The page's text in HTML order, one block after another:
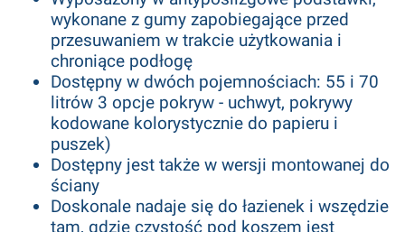
wykonane z gumy zapobiegające przed
przesuwaniem w trakcie użytkowania i
chroniące podłogę
Dostępny w dwóch pojemnościach: 55 i 70
litrów 3 opcje pokryw - uchwyt, pokrywy
kodowane kolorystycznie do papieru i
puszek)
Dostępny jest także w wersji montowanej do
ściany
Doskonale nadaje się do łazienek i wszędzie
tam, gdzie czystość pod koszem jest